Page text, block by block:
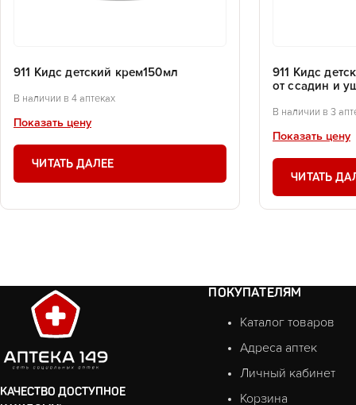
911 Кидс детский крем150мл
В наличии в 4 аптеках
Показать цену
ЧИТАТЬ ДАЛЕЕ
911 Кидс
от ссадин и
В наличии в 3
Показать цену
ЧИТАТЬ
КАЧЕСТВО ДОСТУПНОЕ
ПОКУПАТЕЛЯМ
Каталог товаров
Адреса аптек
Личный кабинет
Корзина